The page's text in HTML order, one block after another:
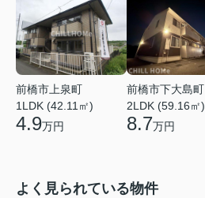
前橋市上泉町
1LDK (42.11㎡)
4.9万円
前橋市下大島町
2LDK (59.16㎡)
8.7万円
よく見られている物件